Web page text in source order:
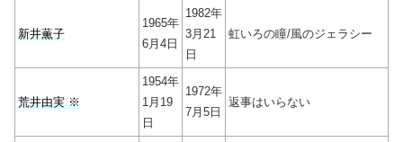
新井薫子
1965年
6月4日
1982年
3月21
日
虹いろの瞳/風のジェラシー
荒井由実 ※
1954年
1月19
日
1972年
7月5日
返事はいらない